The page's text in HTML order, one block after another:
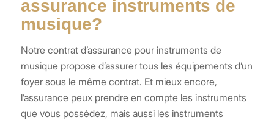
assurance instruments de
musique?
Notre contrat d’assurance pour instruments de
musique propose d’assurer tous les équipements d’un
foyer sous le même contrat. Et mieux encore,
l’assurance peux prendre en compte les instruments
que vous possédez, mais aussi les instruments